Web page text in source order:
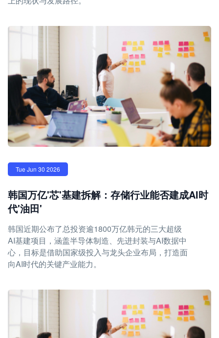
Tue Jun 30 2026
韩国万亿'芯'基建拆解：存储行业能否建成AI时
代'油田'
韩国近期公布了总投资逾1800万亿韩元的三大超级
AI基建项目，涵盖半导体制造、先进封装与AI数据中
心，目标是借助国家级投入与龙头企业布局，打造面
向AI时代的关键产业能力。